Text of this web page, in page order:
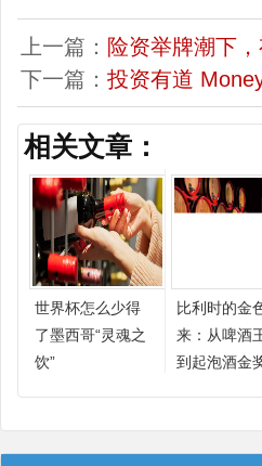
上一篇： 险资举牌潮下
下一篇： 投资有道
相关文章：
世界杯怎么少得
了墨西哥“灵魂之
饮”
比利时的金
来：从啤酒
到起泡酒金